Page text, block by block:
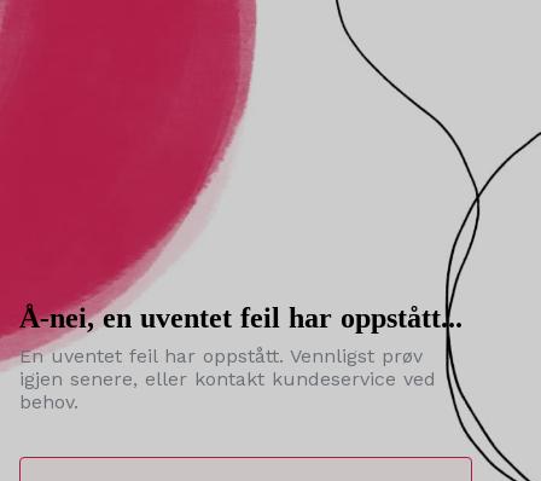
Å-nei, en uventet feil har oppstått...
En uventet feil har oppstått. Vennligst prøv
igjen senere, eller kontakt kundeservice ved
behov.